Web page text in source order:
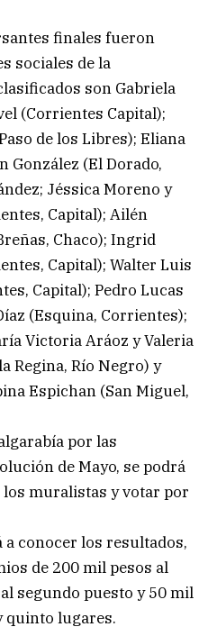
finales fueron
sociales de la
son Gabriela
(Corrientes Capital);
de los Libres); Eliana
González (El Dorado,
Jéssica Moreno y
Capital); Ailén
Chaco); Ingrid
Capital); Walter Luis
Capital); Pedro Lucas
(Esquina, Corrientes);
Victoria Aráoz y Valeria
Regina, Río Negro) y
Espichan (San Miguel,
por las
de Mayo, se podrá
muralistas y votar por
a conocer los resultados,
de 200 mil pesos al
segundo puesto y 50 mil
quinto lugares.